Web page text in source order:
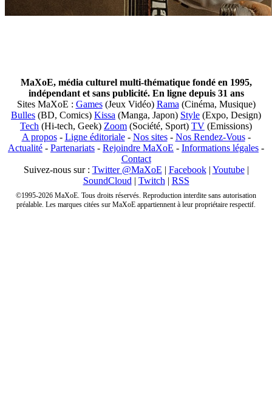
MaXoE, média culturel multi-thématique fondé en 1995,
indépendant et sans publicité. En ligne depuis 31 ans
Sites MaXoE : Games(Jeux Vidéo) Rama (Cinéma, Musique)
Bulles (BD, Comics) Kissa (Manga, Japon) Style (Expo, Design)
Tech (Hi-tech, Geek) Zoom (Société, Sport) TV (Emissions)
A propos- Ligne éditoriale- Nos sites- Nos Rendez-Vous-
Actualité - Partenariats - Rejoindre MaXoE - Informations légales -
Contact
Suivez-nous sur : Twitter @MaXoE | Facebook| Youtube|
SoundCloud | Twitch | RSS
©1995-2026 MaXoE. Tous droits réservés. Reproduction interdite sans autorisation
préalable. Les marques citées sur MaXoE appartiennent à leur propriétaire respectif.